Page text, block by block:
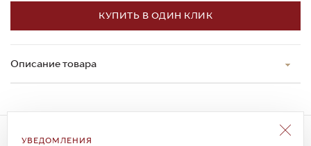
КУПИТЬ В ОДИН КЛИК
Описание товара
УВЕДОМЛЕНИЯ
Подписаться на рассылку